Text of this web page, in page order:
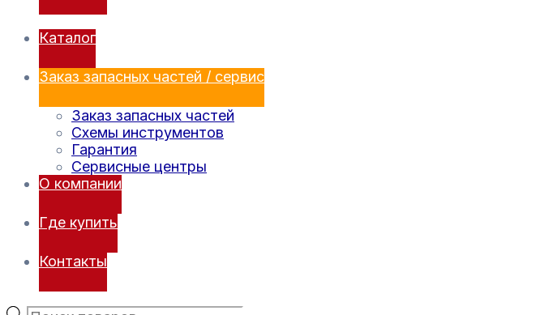
Каталог
Заказ запасных частей / сервис
Заказ запасных частей
Схемы инструментов
Гарантия
Сервисные центры
О компании
Где купить
Контакты